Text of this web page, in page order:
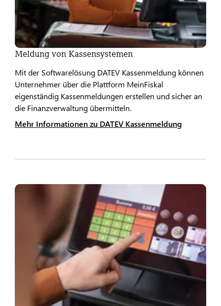
Meldung von Kassensystemen
Mit der Softwarelösung DATEV Kassenmeldung können
Unternehmer über die Plattform MeinFiskal
eigenständig Kassenmeldungen erstellen und sicher an
die Finanzverwaltung übermitteln.
Mehr Informationen zu DATEV Kassenmeldung